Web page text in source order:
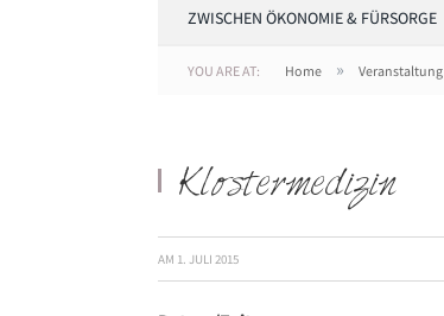
ZWISCHEN ÖKONOMIE & FÜRSORGE
YOU ARE AT: Home » Veranstaltung
Klostermedizin
AM 1. JULI 2015